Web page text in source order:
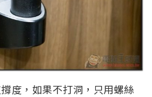
度，如果不打洞，只用螺絲